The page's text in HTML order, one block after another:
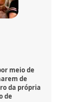
meio de
de
da própria
de